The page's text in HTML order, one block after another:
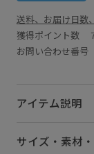
送料、お届け日数
獲得ポイント数
お問い合わせ番
アイテム説明
サイズ・素材